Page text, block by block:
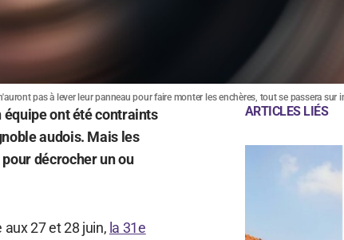
pas à lever leur panneau pour faire monter les enchères, tout se passera
équipe ont été contraints
audois. Mais les
décrocher un ou
27 et 28 juin, la 31e
ARTICLES LIÉS